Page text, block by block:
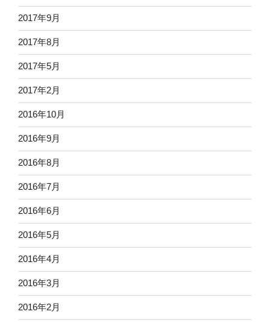
2017年9月
2017年8月
2017年5月
2017年2月
2016年10月
2016年9月
2016年8月
2016年7月
2016年6月
2016年5月
2016年4月
2016年3月
2016年2月